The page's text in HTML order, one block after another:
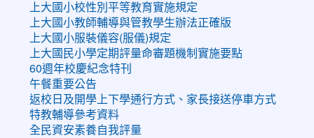
上大國小校性別平等教育實施規定
上大國小教師輔導與管教學生辦法正確版
上大國小服裝儀容(服儀)規定
上大國民小學定期評量命審題機制實施要點
60週年校慶紀念特刊
午餐重要公告
返校日及開學上下學通行方式、家長接送停車方式
特教輔導參考資料
全民資安素養自我評量